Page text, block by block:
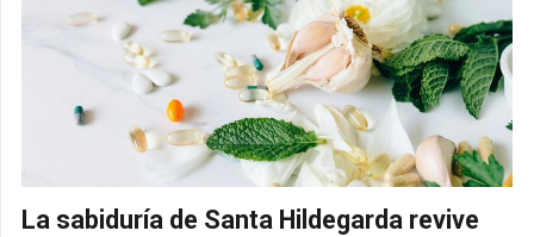
La sabiduría de Santa Hildegarda revive